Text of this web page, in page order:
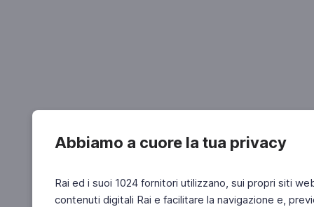
Abbiamo a cuore la tua privacy
Rai ed i suoi 1024 fornitori utilizzano, sui propri siti
contenuti digitali Rai e facilitare la navigazione e,